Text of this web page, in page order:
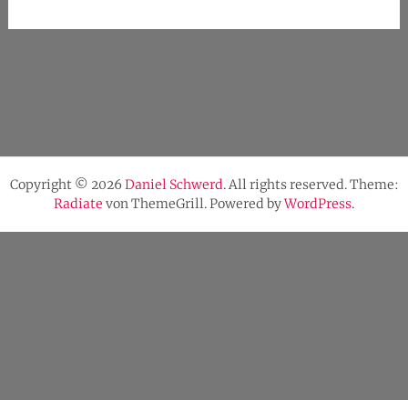
Copyright © 2026 Daniel Schwerd. All rights reserved. Theme:
Radiate von ThemeGrill. Powered byWordPress.